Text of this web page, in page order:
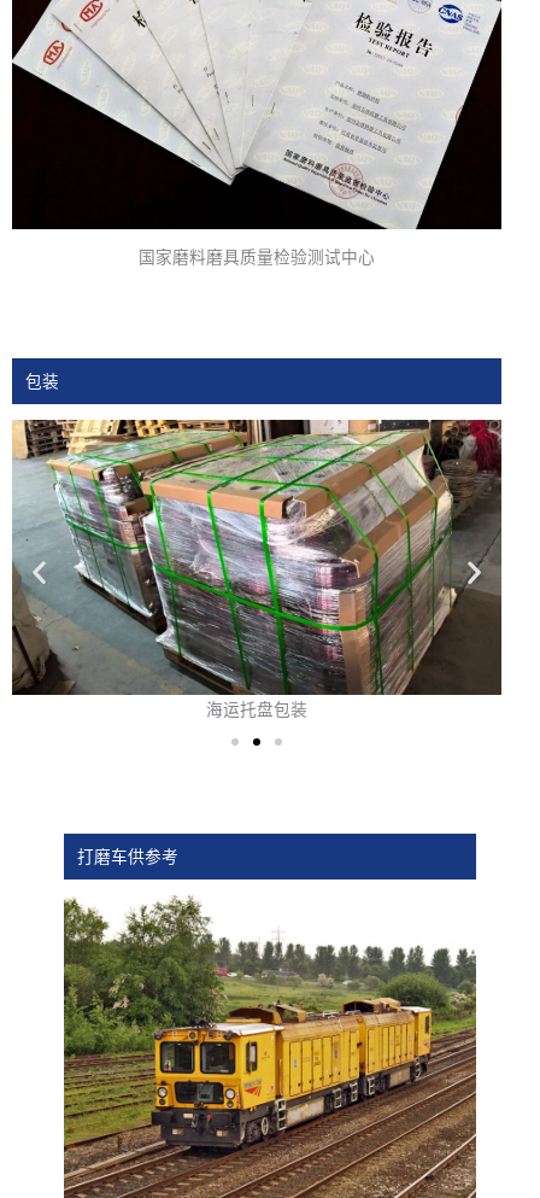
国家磨料磨具质量检验测试中心
包装
海运托盘包装
打磨车供参考